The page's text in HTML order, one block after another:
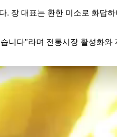
장 대표는 환한 미소로 화답
니다"라며 전통시장 활성화와